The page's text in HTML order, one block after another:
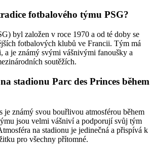
fotbalového týmu PSG?
byl založen v roce 1970 a od té doby se
fotbalových klubů ve Francii. Tým má
a je známý svými vášnivými fanoušky a
soutěžích.
stadionu Parc des Princes během
je známý svou bouřlivou atmosférou během
jsou velmi vášniví a podporují svůj tým
na stadionu je jedinečná a přispívá k
pro všechny přítomné.